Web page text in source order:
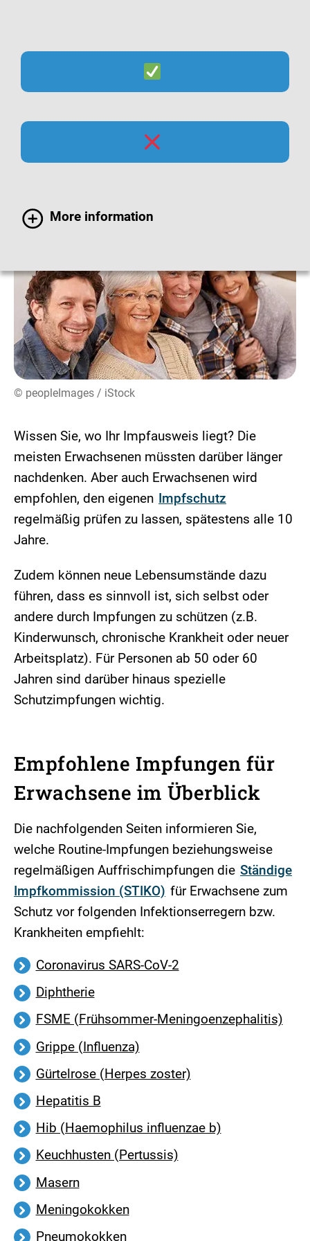
More information
Impfempfehlungen für
Erwachsene
© peopleImages / iStock
Wissen Sie, wo Ihr Impfausweis liegt? Die
meisten Erwachsenen müssten darüber länger
nachdenken. Aber auch Erwachsenen wird
empfohlen, den eigenen Impfschutz
regelmäßig prüfen zu lassen, spätestens alle 10
Jahre.
Zudem können neue Lebensumstände dazu
führen, dass es sinnvoll ist, sich selbst oder
andere durch Impfungen zu schützen (z.B.
Kinderwunsch, chronische Krankheit oder neuer
Arbeitsplatz). Für Personen ab 50 oder 60
Jahren sind darüber hinaus spezielle
Schutzimpfungen wichtig.
Empfohlene Impfungen für
Erwachsene im Überblick
Die nachfolgenden Seiten informieren Sie,
welche Routine-Impfungen beziehungsweise
regelmäßigen Auffrischimpfungen die Ständige
Impfkommission (STIKO) für Erwachsene zum
Schutz vor folgenden Infektionserregern bzw.
Krankheiten empfiehlt:
Coronavirus SARS-CoV-2
Diphtherie
FSME (Frühsommer-Meningoenzephalitis)
Grippe (Influenza)
Gürtelrose (Herpes zoster)
Hepatitis B
Hib (Haemophilus influenzae b)
Keuchhusten (Pertussis)
Masern
Meningokokken
Pneumokokken